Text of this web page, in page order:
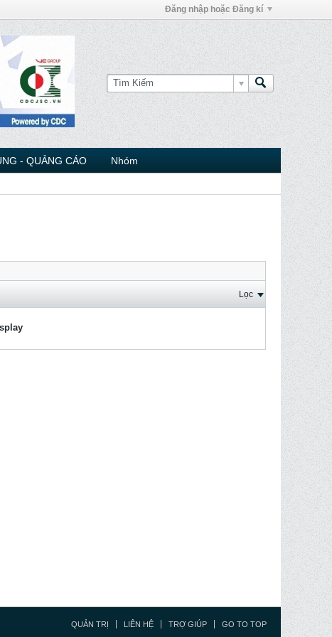
Đăng nhập hoặc Đăng kí
- QUẢNG CÁO Nhóm
Lọc
QUẢN TRỊ LIÊN HỆ TRỢ GIÚP GO TO TOP